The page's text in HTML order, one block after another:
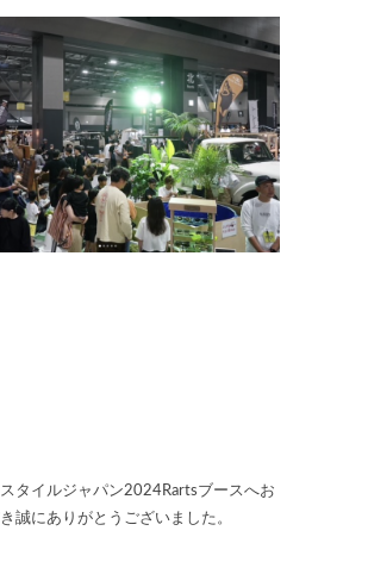
タイルジャパン2024Rartsブースへお
誠にありがとうございました。